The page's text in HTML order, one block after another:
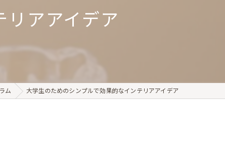
テーブル
アアイデア
ム 大学生のためのシンプルで効果的なインテリアアイデア